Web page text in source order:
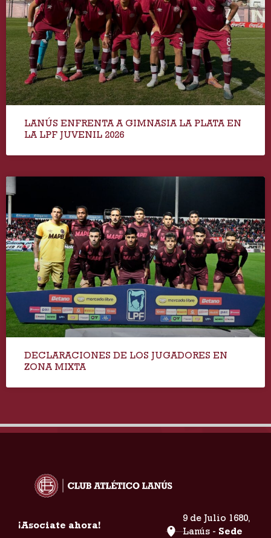
LANÚS ENFRENTA A GIMNASIA LA PLATA EN
LA LPF JUVENIL 2026
DECLARACIONES DE LOS JUGADORES EN
ZONA MIXTA
¡Asociate ahora!
9 de Julio 1680,
Lanús - Sede